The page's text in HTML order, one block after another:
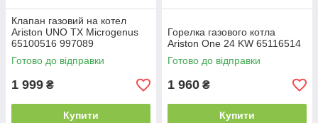
Клапан газовий на котел
Ariston UNO TX Microgenus
65100516 997089
Готово до відправки
1 999 ₴
Купити
Горелка газового котла
Ariston One 24 KW 65116514
Готово до відправки
1 960 ₴
Купити